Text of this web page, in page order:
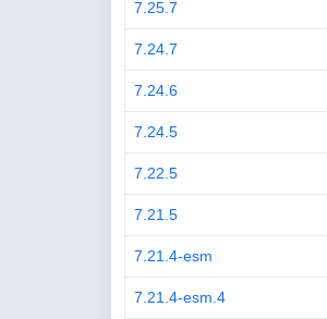
7.25.7
7.24.7
7.24.6
7.24.5
7.22.5
7.21.5
7.21.4-esm
7.21.4-esm.4